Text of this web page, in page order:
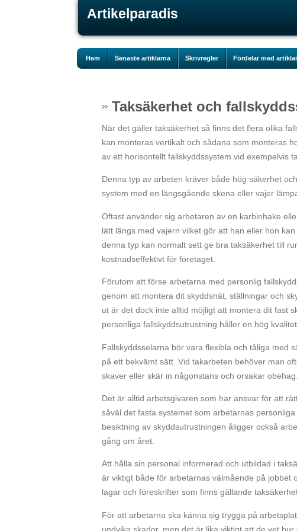
Artikelparadis
Hem Senaste artiklarna Skrivregler Fördelar med artiklar
Taksäkerhet och
När det gäller taksäkerhet så finns det flera olika
kan monteras vertikalt och sådana som monteras
av ett horisontellt fallskyddssystem vid exempelvis
Denna typ av arbeten kräver både hög säkerhet
system med en längsgående skena eller vajer
Oftast använder sig arbetaren av en karbinhake
lätt längs med vajern vilket gör att han eller hon
denna typ kan normalt sett ge bra taksäkerhet till
kostnadseffektivt för företaget.
Förutom att förse arbetarna med personlig
genom att montera dit skyddsnät, ställningar och
ut är det dock inte alltid möjligt att montera dit fast
personliga fallskyddsutrustning håller en hög kvalitet.
Fallskyddsselarna bör vara flexibla och tåliga med
på ett bekvämt sätt. Vid takarbeten behöver man
skaver eller skär in någonstans och orsakar obehag.
Det är alltid arbetsgivaren som har ansvar för att
såväl det fasta systemet som arbetarnas
besiktning av skyddsutrustningen åligger också
gång om året.
Att hålla sin personal informerad och utbildad i
är viktigt både för arbetarnas välmående på jobbet
lagar och föreskrifter som finns gällande
För att arbetarna ska känna sig trygga på
undvika skador, men det är lika viktigt att de vet